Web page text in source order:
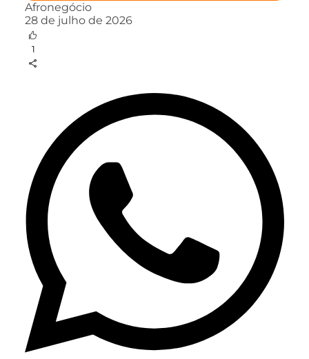
Afronegócio
28 de julho de 2026
1